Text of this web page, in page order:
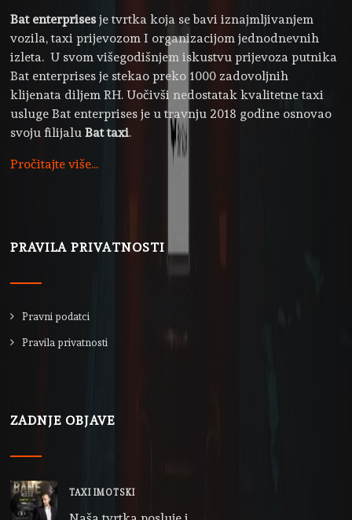
Bat enterprises je tvrtka koja se bavi iznajmljivanjem
vozila, taxi prijevozom I organizacijom jednodnevnih
izleta. U svom višegodišnjem iskustvu prijevoza putnika
Bat enterprises je stekao preko 1000 zadovoljnih
klijenata diljem RH. Uočivši nedostatak kvalitetne taxi
usluge Bat enterprises je u travnju 2018 godine osnovao
svoju filijaluBat taxi.
Pročitajte više...
PRAVILA PRIVATNOSTI
Pravni podatci
Pravila privatnosti
ZADNJE OBJAVE
TAXI IMOTSKI